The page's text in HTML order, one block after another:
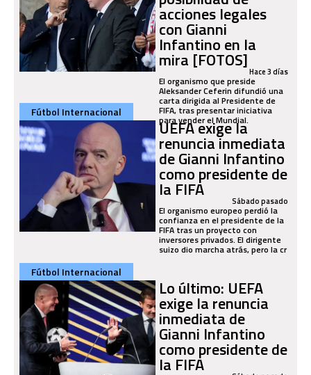
acciones legales
con Gianni
Infantino en la
mira [FOTOS]Hace 3 días
El organismo que preside
Aleksander Ceferin difundió una
carta dirigida al Presidente de
FIFA, tras presentar iniciativa
para vender el Mundial.
Fútbol Internacional
UEFA exige la
renuncia inmediata
de Gianni Infantino
como presidente de
la FIFA Sábado pasado
El organismo europeo perdió la
confianza en el presidente de la
FIFA tras un proyecto con
inversores privados. El dirigente
suizo dio marcha atrás, pero la cr
Fútbol Internacional
Lo último: UEFA
exige la renuncia
inmediata de
Gianni Infantino
como presidente de
la FIFA